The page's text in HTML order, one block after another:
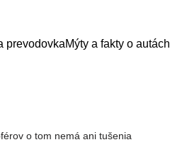
prevodovkaMýty a fakty o autách
o tom nemá ani tušenia